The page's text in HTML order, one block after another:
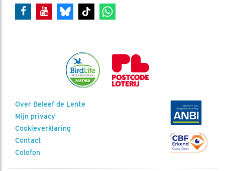
Over Beleef de Lente
Mijn privacy
Cookieverklaring
Contact
Colofon